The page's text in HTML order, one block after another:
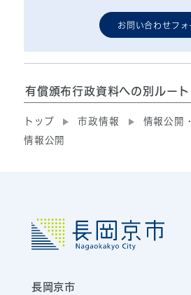
お問い合わせフォ
有償頒布行政資料への別ルート
トップ 市政情報
情報公開
情報公開
長岡京市